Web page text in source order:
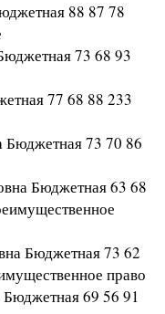
88 87 78
73 68 93
77 68 88 233
Бюджетная 73 70 86
Бюджетная 63 68
Бюджетная 73 62
право
69 56 91